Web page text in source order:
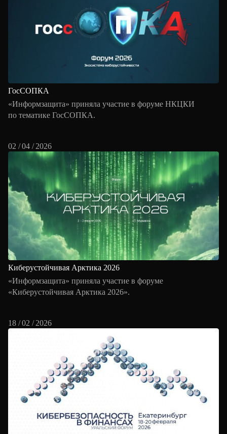
ГосСОПКА
«Информзащита» приняла участие в форуме НКЦКИ
по тематике ГосСОПКА.
02 / 04 / 2026
Киберустойчивая Арктика 2026
«Информзащита» приняла участие в форуме
«Киберустойчивая Арктика 2026».
18 / 02 / 2026